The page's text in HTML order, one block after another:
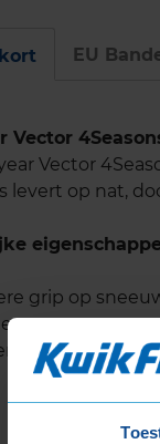
EU
Vector
Vector
levert op nat,
grip op
remweg en